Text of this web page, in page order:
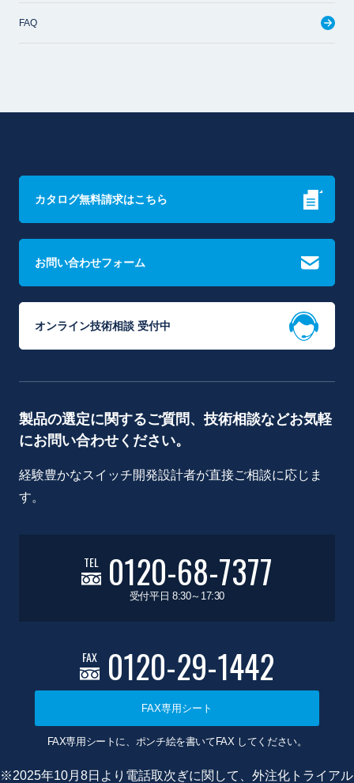
FAQ
カタログ無料請求はこちら
お問い合わせフォーム
オンライン技術相談 受付中
製品の選定に関するご質問、技術相談などお気軽
にお問い合わせください。
経験豊かなスイッチ開発設計者が直接ご相談に応じま
す。
TEL 0120-68-7377
受付平日 8:30～17:30
FAX 0120-29-1442
FAX専用シート
FAX専用シートに、ポンチ絵を書いてFAX してください。
※2025年10月8日より電話取次ぎに関して、外注化トライアル